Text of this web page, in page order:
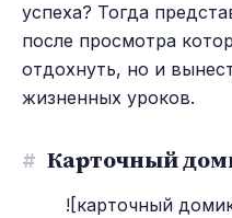
успеха? Тогда
после просмотра
отдохнуть, но и
жизненных уроков.
# Карточный
![карточный